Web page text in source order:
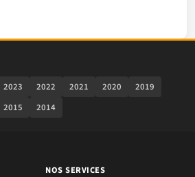
2023 2022 2021 2020
2019
2015 2014
NOS SERVICES